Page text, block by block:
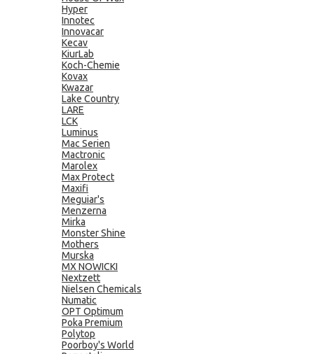
Hyper
Innotec
Innovacar
Kecav
KiurLab
Koch-Chemie
Kovax
Kwazar
Lake Country
LARE
LCK
Luminus
Mac Serien
Mactronic
Marolex
Max Protect
Maxifi
Meguiar's
Menzerna
Mirka
Monster Shine
Mothers
Murska
MX NOWICKI
Nextzett
Nielsen Chemicals
Numatic
OPT Optimum
Poka Premium
Polytop
Poorboy's World